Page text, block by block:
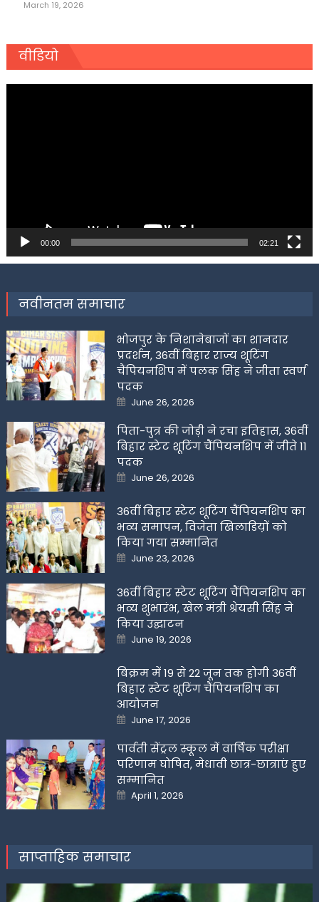
March 19, 2026
वीडियो
00:00 02:21
नवीनतम समाचार
भोजपुर के निशानेबाजों का शानदार
प्रदर्शन, 36वीं बिहार राज्य शूटिंग
चैंपियनशिप में पलक सिंह ने जीता स्वर्ण
पदक
Posted
on
June 26, 2026
पिता-पुत्र की जोड़ी ने रचा इतिहास, 36वीं
बिहार स्टेट शूटिंग चैंपियनशिप में जीते 11
पदक
Posted
on
June 26, 2026
36वीं बिहार स्टेट शूटिंग चैंपियनशिप का
भव्य समापन, विजेता खिलाडिय़ों को
किया गया सम्मानित
Posted
on
June 23, 2026
36वीं बिहार स्टेट शूटिंग चैंपियनशिप का
भव्य शुभारंभ, खेल मंत्री श्रेयसी सिंह ने
किया उद्घाटन
Posted
on
June 19, 2026
बिक्रम में 19 से 22 जून तक होगी 36वीं
बिहार स्टेट शूटिंग चैंपियनशिप का
आयोजन
Posted
on
June 17, 2026
पार्वती सेंट्रल स्कूल में वार्षिक परीक्षा
परिणाम घोषित, मेधावी छात्र-छात्राएं हुए
सम्मानित
Posted
on
April 1, 2026
साप्ताहिक समाचार